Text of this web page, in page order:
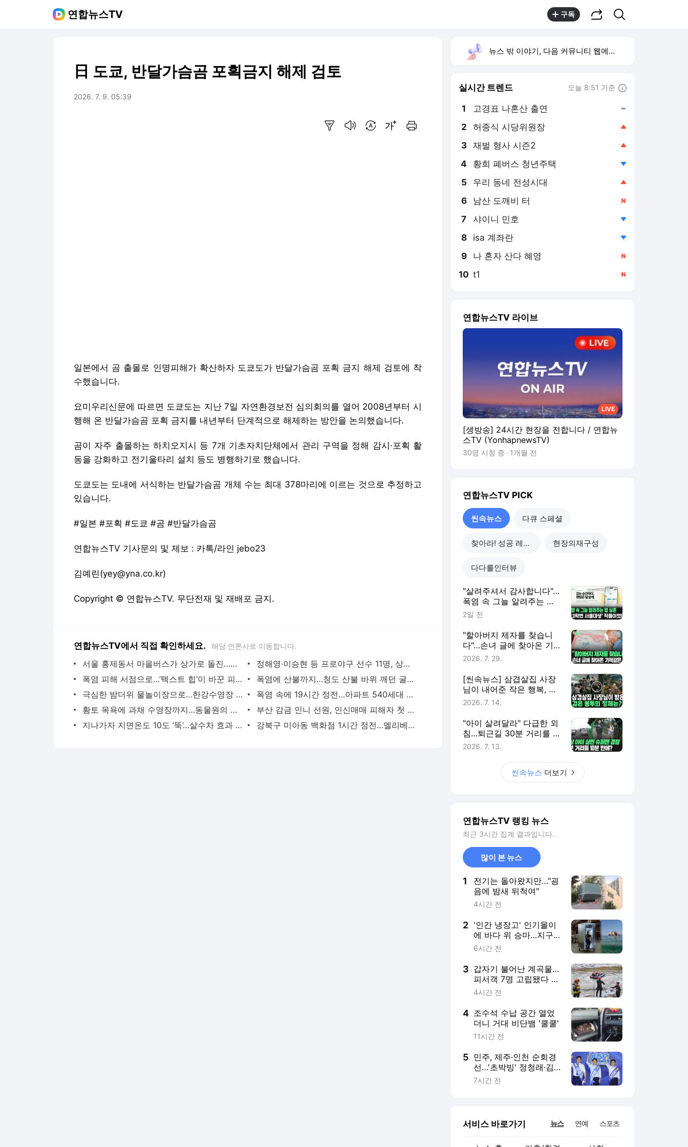
연합뉴스TV 구독
日 도쿄, 반달가슴곰 포획금지 해제 검토
2026. 7. 9. 05:39
일본에서 곰 출몰로 인명피해가 확산하자 도쿄도가 반달가슴곰 포획 금지 해제 검토에 착
수했습니다.
요미우리신문에 따르면 도쿄도는 지난 7일 자연환경보전 심의회의를 열어 2008년부터 시
행해 온 반달가슴곰 포획 금지를 내년부터 단계적으로 해제하는 방안을 논의했습니다.
곰이 자주 출몰하는 하치오지시 등 7개 기초자치단체에서 관리 구역을 정해 감시·포획 활
동을 강화하고 전기울타리 설치 등도 병행하기로 했습니다.
도쿄도는 도내에 서식하는 반달가슴곰 개체 수는 최대 378마리에 이르는 것으로 추정하고
있습니다.
#일본 #포획 #도쿄 #곰 #반달가슴곰
연합뉴스TV 기사문의 및 제보 : 카톡/라인 jebo23
김예린(yey@yna.co.kr)
Copyright © 연합뉴스TV. 무단전재 및 재배포 금지.
연합뉴스TV에서 직접 확인하세요. 해당 언론사로 이동합니다.
서울 홍제동서 마을버스가 상가로 돌진…보행자 등 8명 부상
정해영·이승현 등 프로야구 선수 11명, 상무 야구단 합격
폭염 피해 서점으로…’텍스트 힙’이 바꾼 피서
폭염에 산불까지…청도 산불 바위 깨던 굴착기 불꽃 산불로
극심한 밤더위 물놀이장으로…한강수영장 북적
폭염 속에 19시간 정전…아파트 540세대 불편
황토 목욕에 과채 수영장까지…동물원의 여름나기
부산 감금 인니 선원, 인신매매 피해자 첫 인정
지나가자 지면온도 10도 ’뚝’…살수차 효과 톡톡
강북구 미아동 백화점 1시간 정전…엘리베이터 갇힘 신고도
뉴스 밖 이야기, 다음 커뮤니티 웹에서 보기
실시간 트렌드 오늘 8:51 기준
1 고경표 나혼산 출연
2 허종식 시당위원장
4 황희 폐버스 청년주택
5 우리 동네 전성시대
6 남산 도깨비 터
7 샤이니 민호
8 isa 계좌란
9 나 혼자 산다 혜영
10 t1
연합뉴스TV 라이브
LIVE
[생방송] 24시간 현장을 전합니다 / 연합뉴
스TV (YonhapnewsTV)
30명 시청 중 1개월 전
연합뉴스TV PICK
씬속뉴스 다큐 스페셜
찾아라! 성공 레시피 현장의재구성
다다를인터뷰
"살려주셔서 감사합니다"…
폭염 속 그늘 알려주는 앱
실존 [씬속뉴스]
2일 전
"할아버지 제자를 찾습니
다"…손녀 글에 찾아온 기
적같은 일 [씬속뉴스]
2026. 7. 29.
[씬속뉴스] 삼겹살집 사장
님이 내어준 작은 행복, 그
리고 감사와 화답
2026. 7. 14.
"아이 살려달라" 다급한 외
침…퇴근길 30분 거리를 단
10분 만에 뚫은 경찰 [씬속
2026. 7. 13.
씬속뉴스 더보기
연합뉴스TV 랭킹 뉴스
최근 3시간 집계 결과입니다.
많이 본 뉴스
1
전기는 돌아왔지만…"굉
음에 밤새 뒤척여"
4시간 전
2 '인간 냉장고' 인기몰이
에 바다 위 승마…지구
촌의 여름나기
6시간 전
3 갑자기 불어난 계곡물…
피서객 7명 고립됐다 구
조
4시간 전
4 조수석 수납 공간 열었
더니 거대 비단뱀 '쿨쿨'
11시간 전
5 민주, 제주·인천 순회경
선…'초박빙' 정청래·김
민석 2차전 돌입
7시간 전
서비스 바로가기 뉴스 연예 스포츠